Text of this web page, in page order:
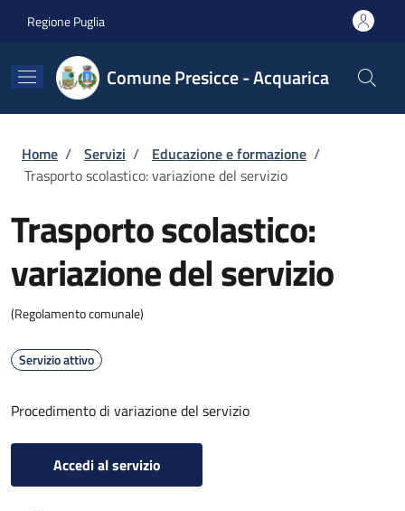
Regione Puglia
Comune Presicce - Acquarica
Briciole di pane
Home / Servizi / Educazione e formazione /
Trasporto scolastico: variazione del servizio
Trasporto scolastico:
variazione del servizio
(Regolamento comunale)
Servizio attivo
Procedimento di variazione del servizio
Accedi al servizio